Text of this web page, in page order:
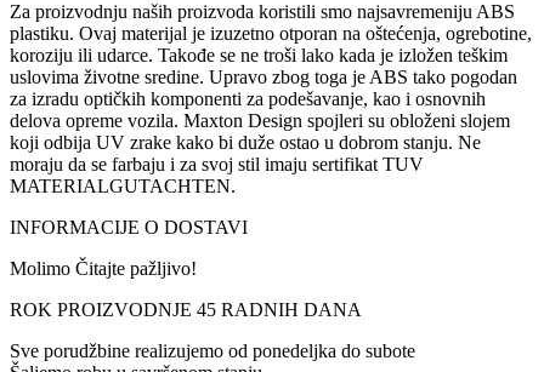
Za proizvodnju naših proizvoda koristili smo najsavremeniju ABS
plastiku. Ovaj materijal je izuzetno otporan na oštećenja, ogrebotine,
koroziju ili udarce. Takođe se ne troši lako kada je izložen teškim
uslovima životne sredine. Upravo zbog toga je ABS tako pogodan
za izradu optičkih komponenti za podešavanje, kao i osnovnih
delova opreme vozila. Maxton Design spojleri su obloženi slojem
koji odbija UV zrake kako bi duže ostao u dobrom stanju. Ne
moraju da se farbaju i za svoj stil imaju sertifikat TUV
MATERIALGUTACHTEN.
INFORMACIJE O DOSTAVI
Molimo Čitajte pažljivo!
ROK PROIZVODNJE 45 RADNIH DANA
Sve porudžbine realizujemo od ponedeljka do subote